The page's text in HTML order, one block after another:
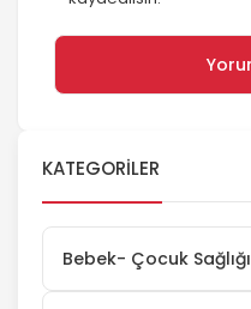
KATEGORILER
Bebek- Çocuk Sağlığı